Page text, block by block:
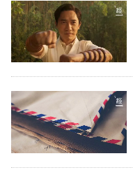
商
業
科
技
職
場
生